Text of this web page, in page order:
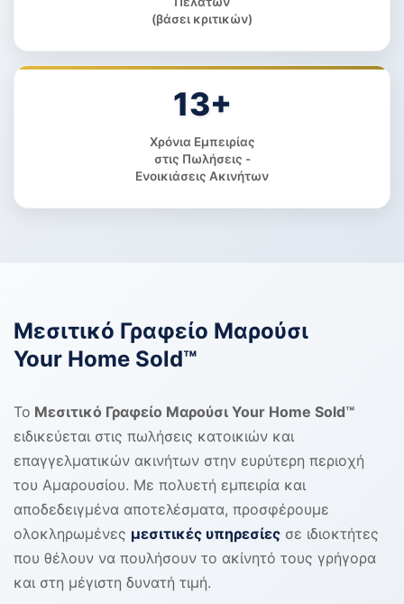
(βάσει κριτικών)
13+
Χρόνια Εμπειρίας
στις Πωλήσεις -
Ενοικιάσεις Ακινήτων
Μεσιτικό Γραφείο Μαρούσι
Your Home Sold™
Το Μεσιτικό Γραφείο Μαρούσι Your Home Sold™
ειδικεύεται στις πωλήσεις κατοικιών και
επαγγελματικών ακινήτων στην ευρύτερη περιοχή
του Αμαρουσίου. Με πολυετή εμπειρία και
αποδεδειγμένα αποτελέσματα, προσφέρουμε
ολοκληρωμένες μεσιτικές υπηρεσίες σε ιδιοκτήτες
που θέλουν να πουλήσουν το ακίνητό τους γρήγορα
και στη μέγιστη δυνατή τιμή.